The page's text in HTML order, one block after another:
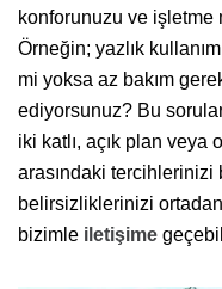
konforunuzu ve
Örneğin; yazlık
mi yoksa az bakım
ediyorsunuz? Bu
iki katlı, açık plan veya
arasındaki tercihlerinizi
belirsizliklerinizi
bizimle iletişime